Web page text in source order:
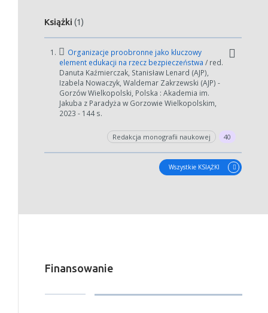
W zależności od ilości danych do przetworzenia generowanie pliku
Jeśli generowanie trwa zbyt długo można ograniczyć dane np.
Książki (1)
1.
Organizacje proobronne jako kluczowy
element edukacji na rzecz bezpieczeństwa / red.
Danuta Kaźmierczak, Stanisław Lenard (AJP),
Izabela Nowaczyk, Waldemar Zakrzewski (AJP) -
Gorzów Wielkopolski, Polska : Akademia im.
Jakuba z Paradyża w Gorzowie Wielkopolskim,
2023 - 144 s.
Redakcja monografii naukowej 40
Wszystkie KSIĄŻKI
Finansowanie